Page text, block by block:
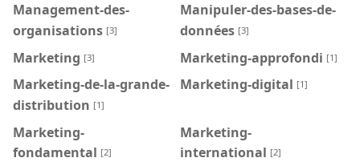
Management-des-
organisations [3]
Manipuler-des-bases-de-
données [3]
Marketing [3] Marketing-approfondi [1]
Marketing-de-la-grande-
distribution [1]
Marketing-digital [1]
Marketing-
fondamental [2]
Marketing-
international [2]